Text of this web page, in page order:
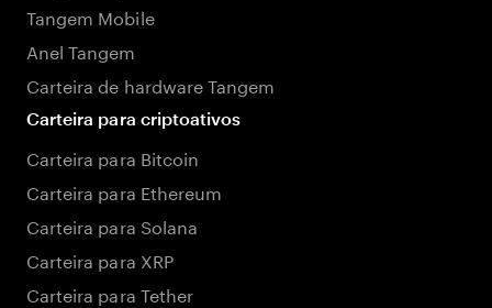
Tangem Mobile
Anel Tangem
Carteira de hardware Tangem
Carteira para criptoativos
Carteira para Bitcoin
Carteira para Ethereum
Carteira para Solana
Carteira para XRP
Carteira para Tether